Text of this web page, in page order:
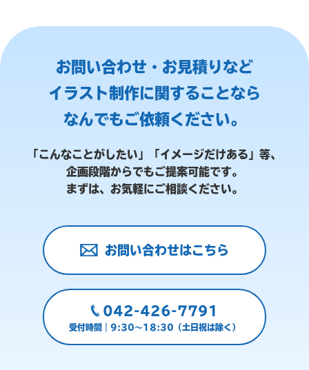
お問い合わせ・お見積りなど
イラスト制作に関することなら
なんでもご依頼ください。
「こんなことがしたい」「イメージだけある」等、
企画段階からでもご提案可能です。
まずは、お気軽にご相談ください。
お問い合わせはこちら
042-426-7791
受付時間｜9:30～18:30（土日祝は除く）